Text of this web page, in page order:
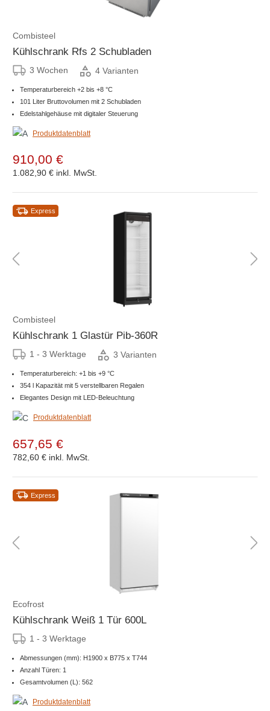
Combisteel
Kühlschrank Rfs 2 Schubladen
3 Wochen 4 Varianten
Temperaturbereich +2 bis +8 °C
101 Liter Bruttovolumen mit 2 Schubladen
Edelstahlgehäuse mit digitaler Steuerung
Produktdatenblatt
910,00 €
1.082,90 € inkl. MwSt.
Express
Combisteel
Kühlschrank 1 Glastür Pib-360R
1 - 3 Werktage 3 Varianten
Temperaturbereich: +1 bis +9 °C
354 l Kapazität mit 5 verstellbaren Regalen
Elegantes Design mit LED-Beleuchtung
Produktdatenblatt
657,65 €
782,60 € inkl. MwSt.
Express
Ecofrost
Kühlschrank Weiß 1 Tür 600L
1 - 3 Werktage
Abmessungen (mm): H1900 x B775 x T744
Anzahl Türen: 1
Gesamtvolumen (L): 562
Produktdatenblatt